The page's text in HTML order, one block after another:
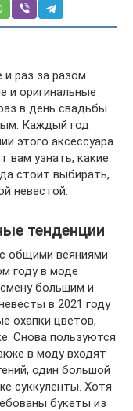
раз за разом
и оригинальные
в день свадьбы
Каждый год
этого аксессуара.
вам узнать, какие
стоит выбирать,
невестой.
тенденции
общими веяниями
году в моде
большим и
в 2021 году
охапки цветов,
Снова пользуются
в моду входят
один большой
суккуленты. Хотя
букеты из